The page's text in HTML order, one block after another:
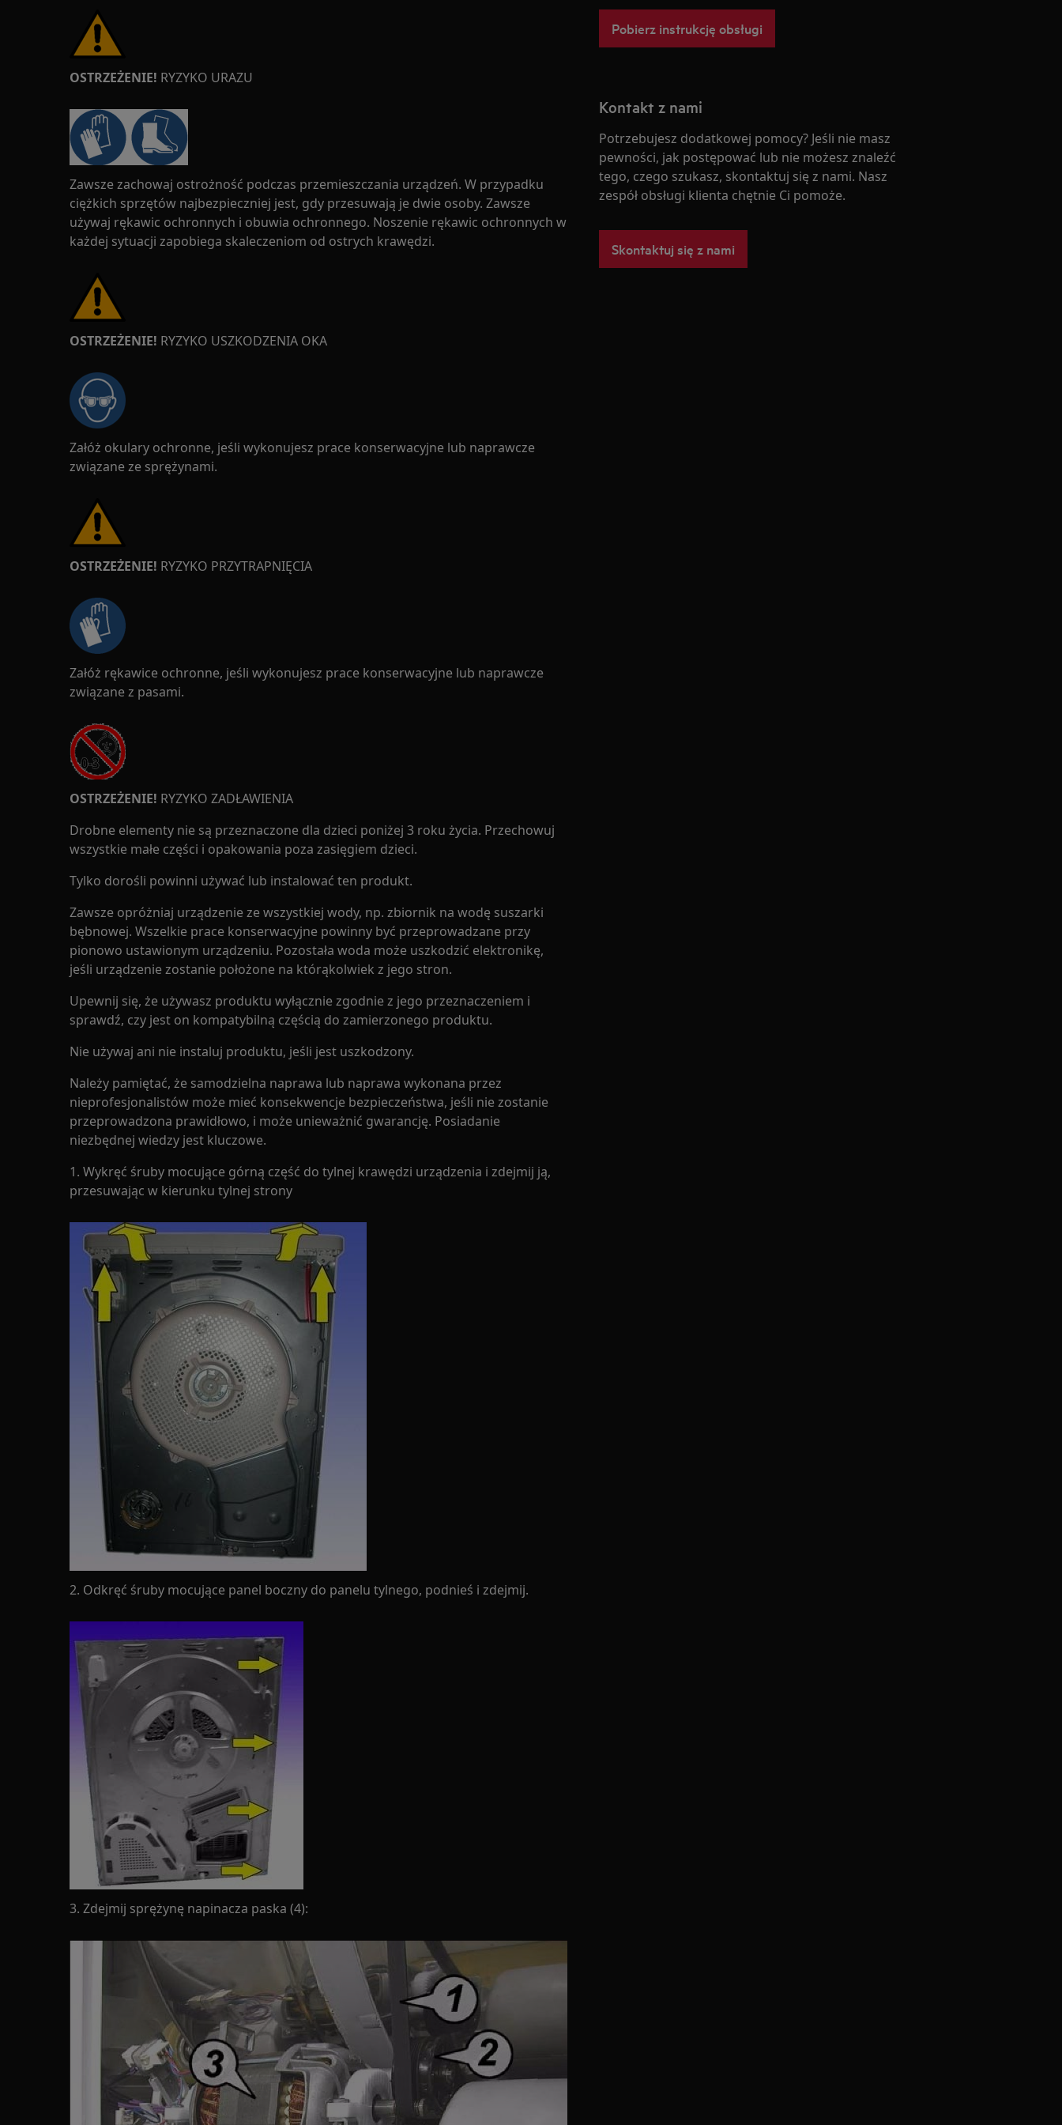
OSTRZEŻENIE! RYZYKO URAZU
Zawsze zachowaj ostrożność podczas przemieszczania urządzeń. W przypadku
ciężkich sprzętów najbezpieczniej jest, gdy przesuwają je dwie osoby. Zawsze
używaj rękawic ochronnych i obuwia ochronnego. Noszenie rękawic ochronnych w
każdej sytuacji zapobiega skaleczeniom od ostrych krawędzi.
OSTRZEŻENIE! RYZYKO USZKODZENIA OKA
Załóż okulary ochronne, jeśli wykonujesz prace konserwacyjne lub naprawcze
związane ze sprężynami.
OSTRZEŻENIE! RYZYKO PRZYTRAPNIĘCIA
Załóż rękawice ochronne, jeśli wykonujesz prace konserwacyjne lub naprawcze
związane z pasami.
OSTRZEŻENIE! RYZYKO ZADŁAWIENIA
Drobne elementy nie są przeznaczone dla dzieci poniżej 3 roku życia. Przechowuj
wszystkie małe części i opakowania poza zasięgiem dzieci.
Tylko dorośli powinni używać lub instalować ten produkt.
Zawsze opróżniaj urządzenie ze wszystkiej wody, np. zbiornik na wodę suszarki
bębnowej. Wszelkie prace konserwacyjne powinny być przeprowadzane przy
pionowo ustawionym urządzeniu. Pozostała woda może uszkodzić elektronikę,
jeśli urządzenie zostanie położone na którąkolwiek z jego stron.
Upewnij się, że używasz produktu wyłącznie zgodnie z jego przeznaczeniem i
sprawdź, czy jest on kompatybilną częścią do zamierzonego produktu.
Nie używaj ani nie instaluj produktu, jeśli jest uszkodzony.
Należy pamiętać, że samodzielna naprawa lub naprawa wykonana przez
nieprofesjonalistów może mieć konsekwencje bezpieczeństwa, jeśli nie zostanie
przeprowadzona prawidłowo, i może unieważnić gwarancję. Posiadanie
niezbędnej wiedzy jest kluczowe.
1. Wykręć śruby mocujące górną część do tylnej krawędzi urządzenia i zdejmij ją,
przesuwając w kierunku tylnej strony
2. Odkręć śruby mocujące panel boczny do panelu tylnego, podnieś i zdejmij.
3. Zdejmij sprężynę napinacza paska (4):
Pobierz instrukcję obsługi
Kontakt z nami
Potrzebujesz dodatkowej pomocy? Jeśli nie masz
pewności, jak postępować lub nie możesz znaleźć
tego, czego szukasz, skontaktuj się z nami. Nasz
zespół obsługi klienta chętnie Ci pomoże.
Skontaktuj się z nami